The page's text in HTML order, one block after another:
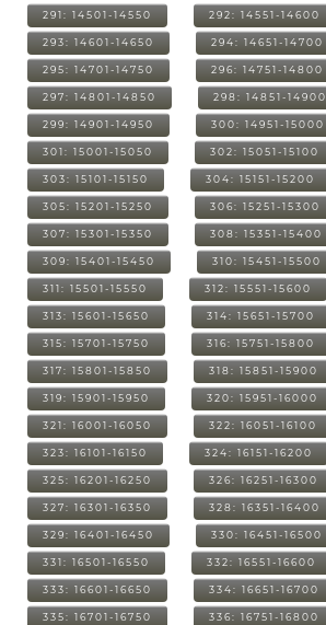
291: 14501-14550 292: 14551-14600
293: 14601-14650 294: 14651-14700
295: 14701-14750 296: 14751-14800
297: 14801-14850 298: 14851-14900
299: 14901-14950 300: 14951-15000
301: 15001-15050 302: 15051-15100
303: 15101-15150 304: 15151-15200
305: 15201-15250 306: 15251-15300
307: 15301-15350 308: 15351-15400
309: 15401-15450 310: 15451-15500
311: 15501-15550 312: 15551-15600
313: 15601-15650 314: 15651-15700
315: 15701-15750 316: 15751-15800
317: 15801-15850 318: 15851-15900
319: 15901-15950 320: 15951-16000
321: 16001-16050 322: 16051-16100
323: 16101-16150 324: 16151-16200
325: 16201-16250 326: 16251-16300
327: 16301-16350 328: 16351-16400
329: 16401-16450 330: 16451-16500
331: 16501-16550 332: 16551-16600
333: 16601-16650 334: 16651-16700
335: 16701-16750 336: 16751-16800